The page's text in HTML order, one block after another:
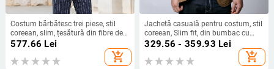
Costum bărbătesc trei piese, stil
coreean, slim, țesătură din fibre de
acetat 90,3%, guler plat, nasture
577.66 Lei
add_shopping_cart
Jachetă casuală pentru costum, stil
coreean, Slim fit, din bumbac cu
căptușeală din poliester, deschidere
cu două nasturi, guler de sacou,
model uni, primăvară-toamnă
329.56 - 359.93 Lei
add_shopping_cart